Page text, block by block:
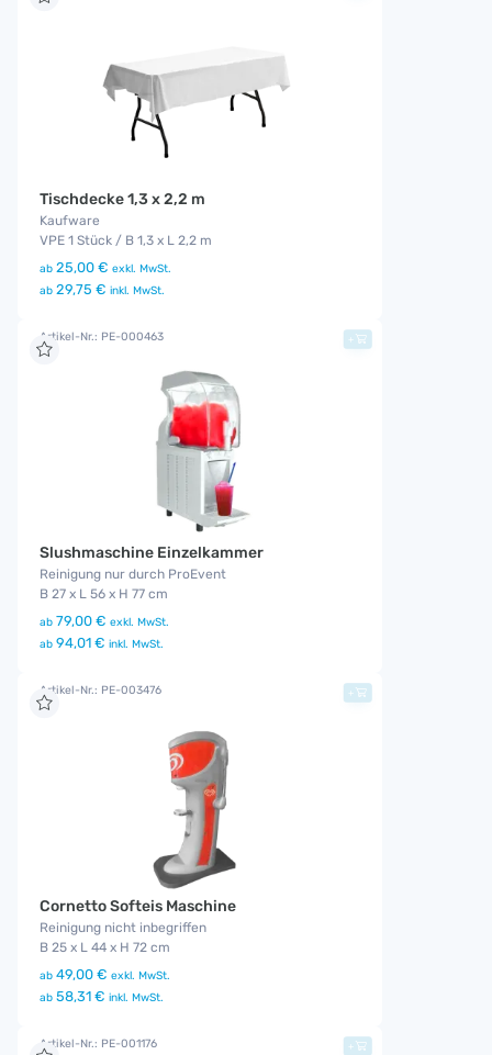
Tischdecke 1,3 x 2,2 m
Kaufware
VPE 1 Stück / B 1,3 x L 2,2 m
ab 25,00 € exkl. MwSt.
ab 29,75 € inkl. MwSt.
Artikel-Nr.: PE-000463
Slushmaschine Einzelkammer
Reinigung nur durch ProEvent
B 27 x L 56 x H 77 cm
ab 79,00 € exkl. MwSt.
ab 94,01 € inkl. MwSt.
+
Artikel-Nr.: PE-003476
Cornetto Softeis Maschine
Reinigung nicht inbegriffen
B 25 x L 44 x H 72 cm
ab 49,00 € exkl. MwSt.
ab 58,31 € inkl. MwSt.
+
Artikel-Nr.: PE-001176 +